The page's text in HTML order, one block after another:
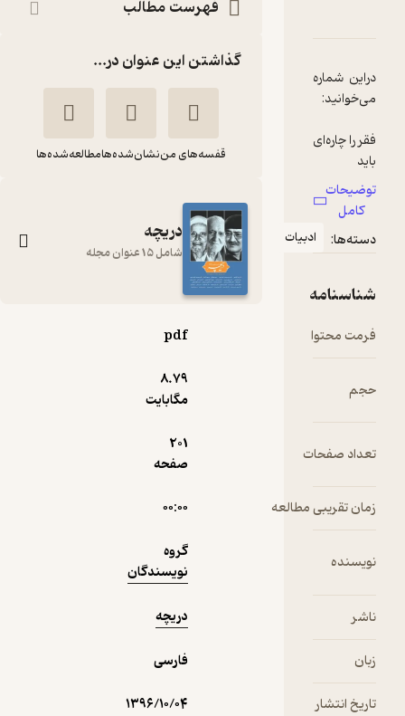
دربارۀ فصلنامه دریچه شماره 45
دراین شماره
فقر را چاره‌ای
بوروکراسی
علم و شبیه
نقش
خاندان‌ها در
جامعه
سرزمین
توضیحات
کامل
دسته‌ها:
ادبیات
شناسنامه
فرمت محتوا pdf
حجم
8.۷۹
مگابایت
تعداد صفحات
201
صفحه
زمان تقریبی مطالعه ۰۰:۰۰
نویسنده
گروه
نویسندگان
ناشر دریچه
زبان فارسی
تاریخ انتشار ۱۳۹۶/۱۰/۰۴
فهرست مطالب
گذاشتن این عنوان در...
قفسه‌های من نشان‌شده‌هامطالعه‌شده‌ها
دریچه
شامل 15 عنوان مجله
فصلنامه دریچه شماره
گروه نویسندگان
نمونه